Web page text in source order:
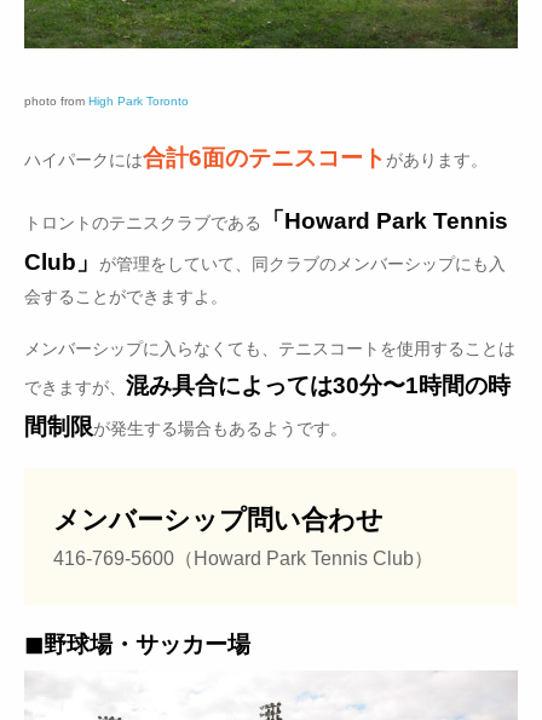
photo from High Park Toronto
ハイパークには合計6面のテニスコート があります。
トロントのテニスクラブである
「Howard Park Tennis
Club」
が管理をしていて、同クラブのメンバーシップにも入
会することができますよ。
メンバーシップに入らなくても、テニスコートを使用することは
できますが、 混み具合によっては30分〜1時間の時
間制限が発生する場合もあるようです。
メンバーシップ問い合わせ
416-769-5600（Howard Park Tennis Club）
◼︎野球場・サッカー場